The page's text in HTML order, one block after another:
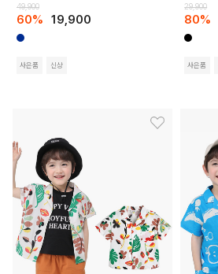
49,900
60% 19,900
사은품 신상
29,900
80%
사은품